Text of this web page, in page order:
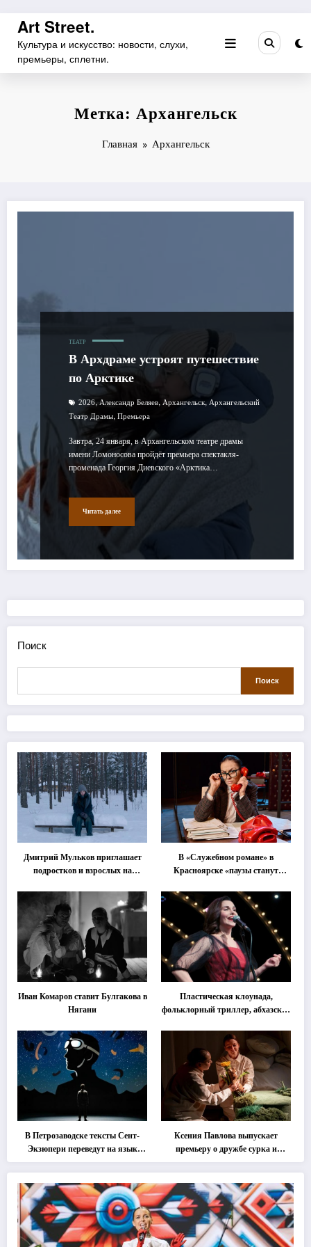
Перейти
содержимому
Art Street.
Культура и искусство: новости, слухи,
премьеры, сплетни.
Метка: Архангельск
Главная Архангельск
ТЕАТР
В Архдраме устроят путешествие
по Арктике
2026, Александр Беляев, Архангельск, Архангельский
Театр Драмы, Премьера
Завтра, 24 января, в Архангельском театре драмы
имени Ломоносова пройдёт премьера спектакля-
променада Георгия Диевского «Арктика…
Читать далее
Поиск
Поиск
Дмитрий Мульков приглашает
подростков и взрослых на
В «Служебном романе» в
Красноярске «паузы станут
Иван Комаров ставит Булгакова в
Нягани
Пластическая клоунада,
фольклорный триллер, абхазская
втором этапе фестиваля
«Монокль»
В Петрозаводске тексты Сент-
Экзюпери переведут на язык
современной хореографии
Ксения Павлова выпускает
премьеру о дружбе сурка и
одуванчика